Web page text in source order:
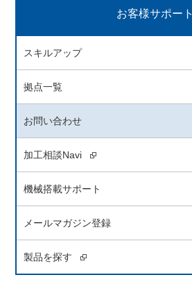
お客様サポート
スキルアップ
拠点一覧
お問い合わせ
加工相談Navi
機械搭載サポート
メールマガジン登録
製品を探す